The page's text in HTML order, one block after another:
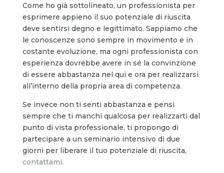
Come ho già sottolineato, un professionista per
esprimere appieno il suo potenziale di riuscita
deve sentirsi degno e legittimato. Sappiamo che
le conoscenze sono sempre in movimento e in
costante evoluzione, ma ogni professionista con
esperienza dovrebbe avere in sé la convinzione
di essere abbastanza nel qui e ora per realizzarsi
all’interno della propria area di competenza.
Se invece non ti senti abbastanza e pensi
sempre che ti manchi qualcosa per realizzarti dal
punto di vista professionale, ti propongo di
partecipare a un seminario intensivo di due
giorni per liberare il tuo potenziale di riuscita,
contattami.